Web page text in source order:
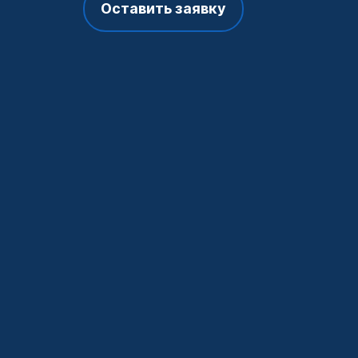
Оставить заявку